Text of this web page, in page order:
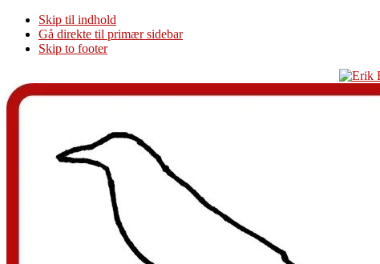
Skip til indhold
Gå direkte til primær sidebar
Skip to footer
Additional
menu